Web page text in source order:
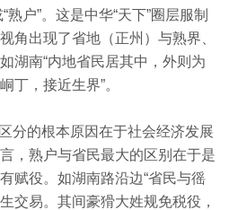
熟户”。 这是中华“天下”圈层服制
角出现了省地（正州）与熟界、
湖南“内地省民居其中，外则为
丁，接近生界”。
分的根本原因在于社会经济发展
，熟户与省民最大的区别在于是
赋役。 如湖南路沿边“省民与徭
交易。 其间豪猾大姓规免税役，